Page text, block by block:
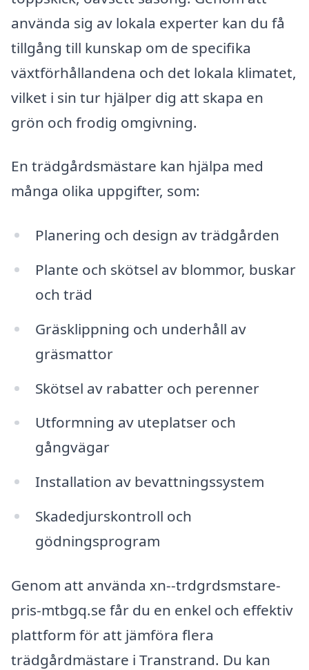
använda sig av lokala experter kan du få
tillgång till kunskap om de specifika
växtförhållandena och det lokala klimatet,
vilket i sin tur hjälper dig att skapa en
grön och frodig omgivning.
En trädgårdsmästare kan hjälpa med
många olika uppgifter, som:
Planering och design av trädgården
Plante och skötsel av blommor, buskar
och träd
Gräsklippning och underhåll av
gräsmattor
Skötsel av rabatter och perenner
Utformning av uteplatser och
gångvägar
Installation av bevattningssystem
Skadedjurskontroll och
gödningsprogram
Genom att använda xn--trdgrdsmstare-
pris-mtbgq.se får du en enkel och effektiv
plattform för att jämföra flera
trädgårdmästare i Transtrand. Du kan